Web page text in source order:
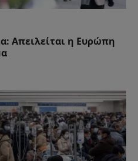
Απειλείται η Ευρώπη